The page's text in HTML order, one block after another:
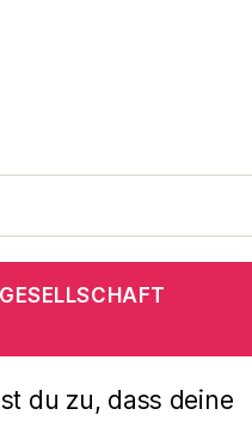
du zu, dass deine